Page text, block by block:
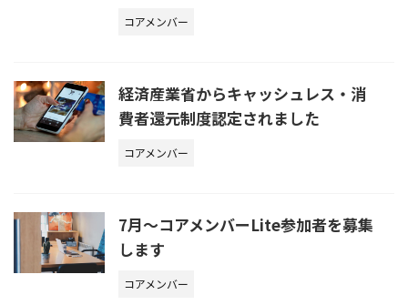
コアメンバー
経済産業省からキャッシュレス・消
費者還元制度認定されました
コアメンバー
7月〜コアメンバーLite参加者を募集
します
コアメンバー